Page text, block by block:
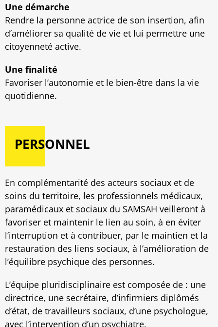
Une démarche
Rendre la personne actrice de son insertion, afin
d’améliorer sa qualité de vie et lui permettre une
citoyenneté active.
Une finalité
Favoriser l’autonomie et le bien-être dans la vie
quotidienne.
PERSONNEL
En complémentarité des acteurs sociaux et de
soins du territoire, les professionnels médicaux,
paramédicaux et sociaux du SAMSAH veilleront à
favoriser et maintenir le lien au soin, à en éviter
l’interruption et à contribuer, par le maintien et la
restauration des liens sociaux, à l’amélioration de
l’équilibre psychique des personnes.
L’équipe pluridisciplinaire est composée de : une
directrice, une secrétaire, d’infirmiers diplômés
d’état, de travailleurs sociaux, d’une psychologue,
avec l’intervention d’un psychiatre.